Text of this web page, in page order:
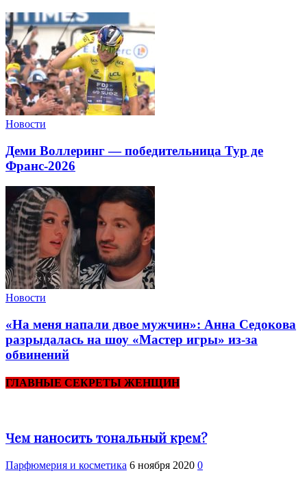
Новости
Деми Воллеринг — победительница Тур де
Франс-2026
Новости
«На меня напали двое мужчин»: Анна Седокова
разрыдалась на шоу «Мастер игры» из-за
обвинений
ГЛАВНЫЕ СЕКРЕТЫ ЖЕНЩИН
Чем наносить тональный крем?
Парфюмерия и косметика 6 ноября 2020 0